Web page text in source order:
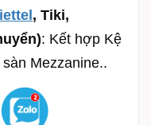
, Tiki,
: Kết hợp Kệ
Mezzanine..